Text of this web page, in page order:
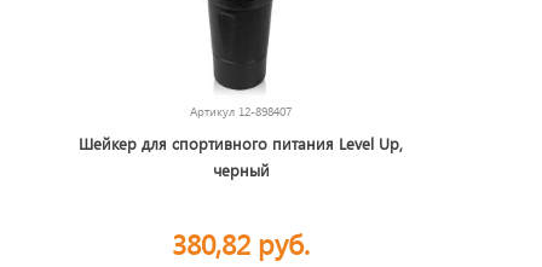
Артикул 12-898407
Шейкер для спортивного питания Level Up,
черный
380,82 руб.